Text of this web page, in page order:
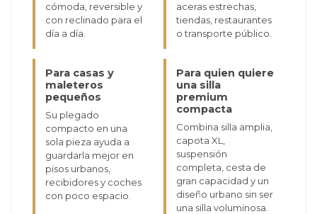
cómoda, reversible y
con reclinado para el
día a día.
aceras estrechas,
tiendas, restaurantes
o transporte público.
Para casas y
maleteros
pequeños
Su plegado
compacto en una
sola pieza ayuda a
guardarla mejor en
pisos urbanos,
recibidores y coches
con poco espacio.
Para quien quiere
una silla
premium
compacta
Combina silla amplia,
capota XL,
suspensión
completa, cesta de
gran capacidad y un
diseño urbano sin ser
una silla voluminosa.